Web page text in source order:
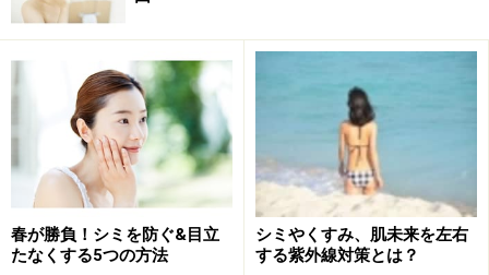
日焼け止めを使い分けるのが美白と美肌につながる
日焼け止めに書いてあるSPFとPAの数値。今や日焼け止
めだけではなく、化粧下地やファンデーションにも当た
り前のように表示されていますよね。でもこの数値の意
味を知っている人は、意外と少ないようです。まずは数
春が勝負！シミを防ぐ&目立
たなくする5つの方法
シミやくすみ、肌未来を左右
する紫外線対策とは？